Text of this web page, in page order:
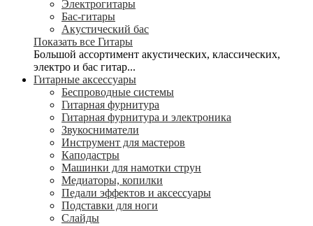
Электрогитары
Бас-гитары
Акустический бас
Показать все Гитары
Большой ассортимент акустических, классических,
электро и бас гитар...
Гитарные аксессуары
Беспроводные системы
Гитарная фурнитура
Гитарная фурнитура и электроника
Звукосниматели
Инструмент для мастеров
Каподастры
Машинки для намотки струн
Медиаторы, копилки
Педали эффектов и аксессуары
Подставки для ноги
Слайды